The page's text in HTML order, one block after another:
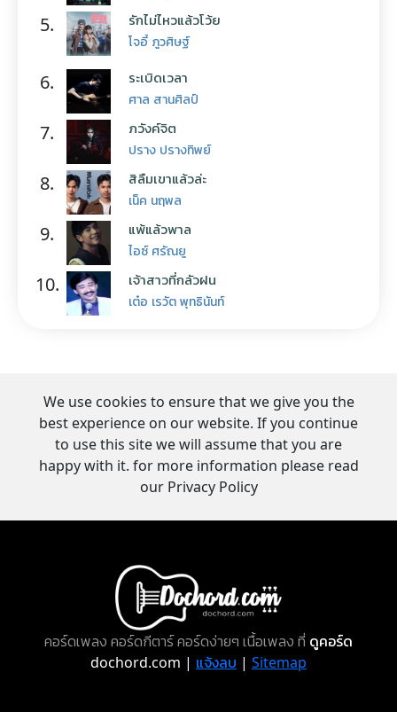
5. รักไม่ไหวแล้วโว้ย
โจอี้ ภูวศิษฐ์
6. ระเบิดเวลา
ศาล สานศิลป์
7. ภวังค์จิต
ปราง ปรางทิพย์
8. สิลืมเขาแล้วล่ะ
เน็ค นฤพล
9. แพ้แล้วพาล
ไอซ์ ศรัณยู
10. เจ้าสาวที่กลัวฝน
เต๋อ เรวัต พุทธินันท์
We use cookies to ensure that we give you the
best experience on our website. If you continue
to use this site we will assume that you are
happy with it. for more information please read
our Privacy Policy
คอร์ดเพลง คอร์ดกีตาร์ คอร์ดง่ายๆ เนื้อเพลง ที่ ดูคอร์ด
dochord.com | แจ้งลบ | Sitemap